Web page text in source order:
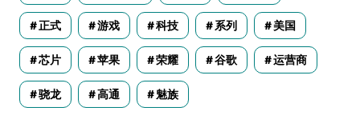
正式 游戏 科技 系列 美国
芯片 苹果 荣耀 谷歌 运营商
骁龙 高通 魅族